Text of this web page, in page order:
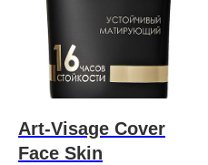
Art-Visage Cover
Face Skin